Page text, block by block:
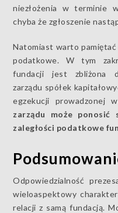
niezłożenia w terminie
chyba że zgłoszenie
Natomiast warto pamiętać
podatkowe. W tym
fundacji jest zbliżona
zarządu spółek
egzekucji prowadzonej
zarządu może ponosić
zaległości podatkowe
Odpowiedzialność
wieloaspektowy
relacji z samą fundacją.